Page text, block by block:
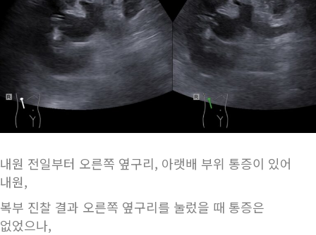
내원 전일부터 오른쪽 옆구리, 아랫배 부위 통증이 있어
내원,
복부 진찰 결과 오른쪽 옆구리를 눌렀을 때 통증은
없었으나,